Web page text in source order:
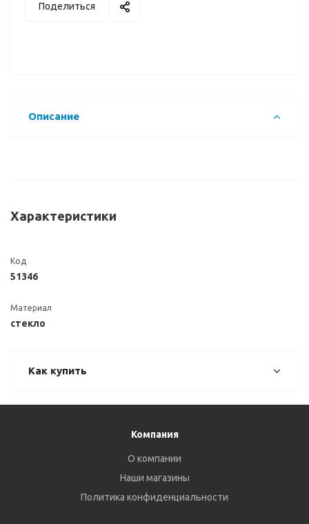
Поделиться
Описание
Характеристики
Код
51346
Материал
стекло
Как купить
Компания
О компании
Наши магазины
Политика конфиденциальности